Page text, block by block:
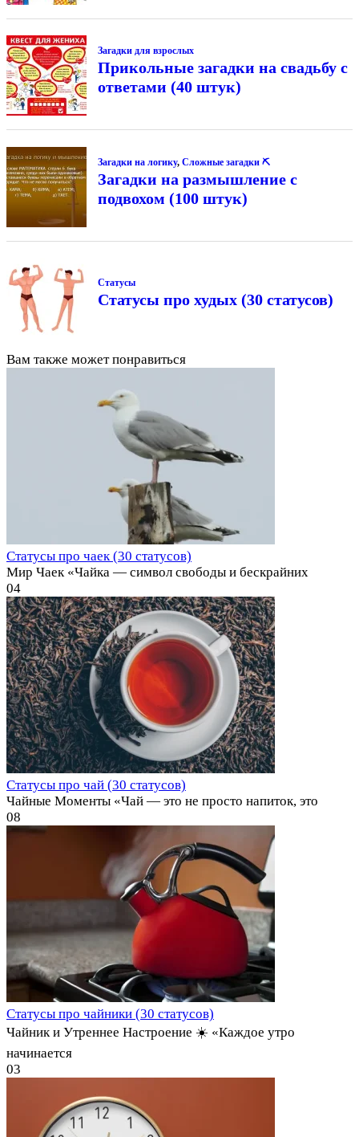
Загадки для взрослых
Прикольные загадки на свадьбу с
ответами (40 штук)
Загадки на логику, Сложные загадки ⛏
Загадки на размышление с
подвохом (100 штук)
Статусы
Статусы про худых (30 статусов)
Вам также может понравиться
Статусы про чаек (30 статусов)
Мир Чаек «Чайка — символ свободы и бескрайних
04
Статусы про чай (30 статусов)
Чайные Моменты «Чай — это не просто напиток, это
08
Статусы про чайники (30 статусов)
Чайник и Утреннее Настроение ☀️ «Каждое утро
начинается
03